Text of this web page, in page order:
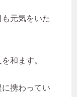
元気をいた
和ます。
携わってい